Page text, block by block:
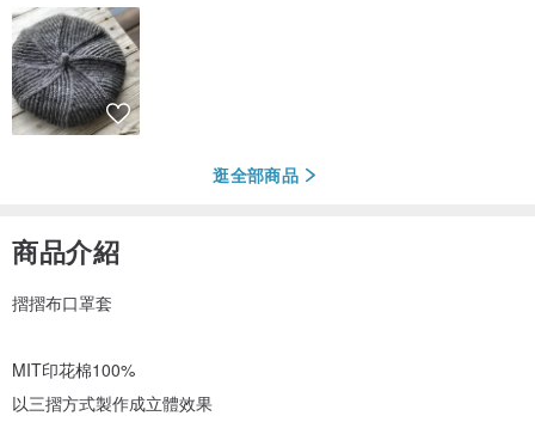
逛全部商品
商品介紹
摺摺布口罩套
MIT印花棉100%
以三摺方式製作成立體效果